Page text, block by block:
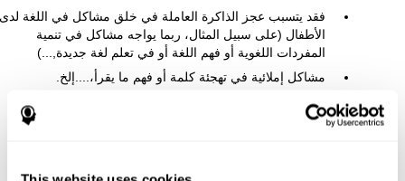
فقد يتسبب عجز الذاكرة العاملة في خلق مشاكل في اللغة لدى
الأطفال (على سبيل المثال، ربما يواجه مشاكل في تنمية
المفردات اللغوية أو فهم اللغة أو في تعلم لغة جديدة,...)
مشاكل إملائية في تهجئة كلمة أو فهم ما يقرأ،....إلخ.
عند البالغين, فإننا قد نجد مشاكل الذاكرة الصوتية قصيرة المدى عند